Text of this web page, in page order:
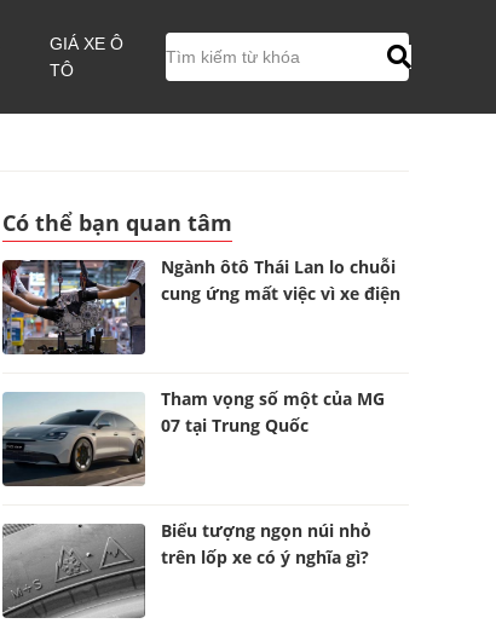
GIÁ XE Ô
TÔ
Có thể bạn quan tâm
Ngành ôtô Thái Lan lo chuỗi
cung ứng mất việc vì xe điện
Tham vọng số một của MG
07 tại Trung Quốc
Biểu tượng ngọn núi nhỏ
trên lốp xe có ý nghĩa gì?